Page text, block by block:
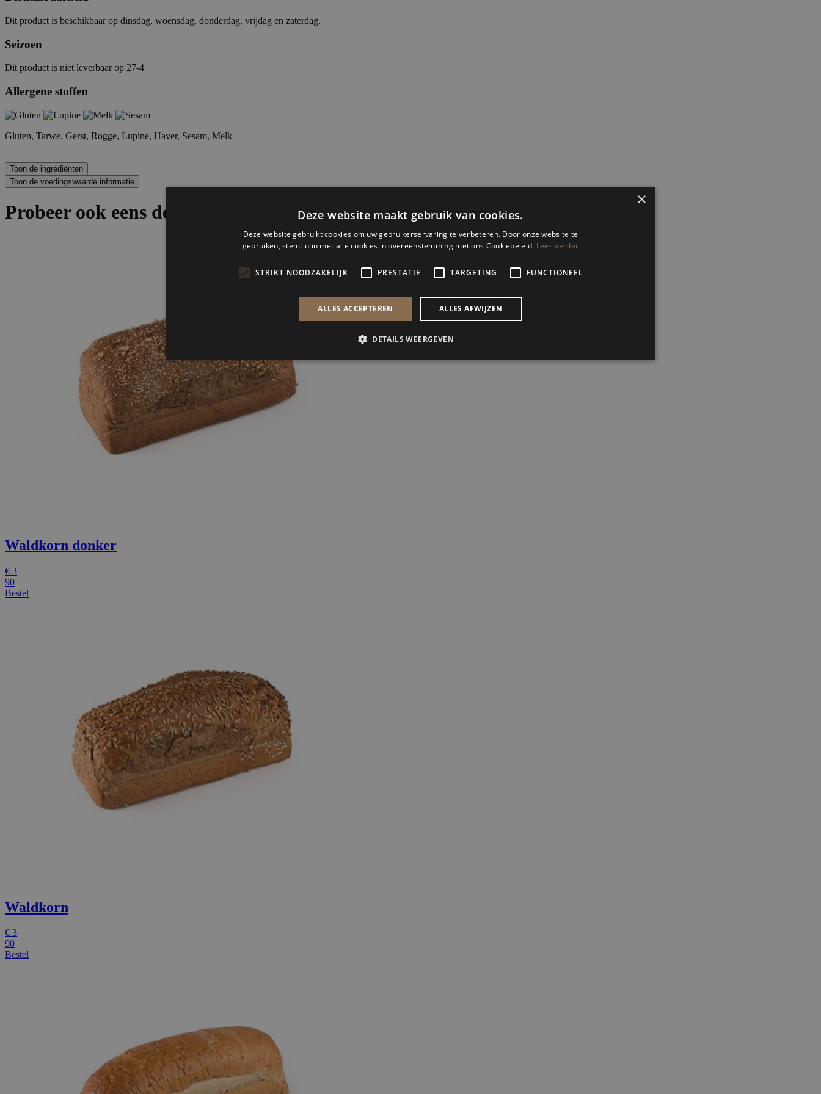
Dit product is beschikbaar op dinsdag, woensdag, donderdag, vrijdag en zaterdag.
Seizoen
Dit product is niet leverbaar op 27-4
Allergene stoffen
Gluten, Tarwe, Gerst, Rogge, Lupine, Haver, Sesam, Melk
Probeer ook eens deze producten...
Waldkorn donker
€ 3
90
Bestel
Waldkorn
€ 3
90
Bestel